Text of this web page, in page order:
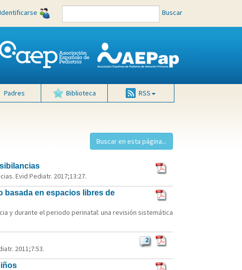
Identificarse Buscar
Padres Biblioteca RSS
Evid Pediatr. 2017;13:27.
basada en espacios libres de
y durante el periodo perinatal: una revisión sistemática
2
2011;7:53.